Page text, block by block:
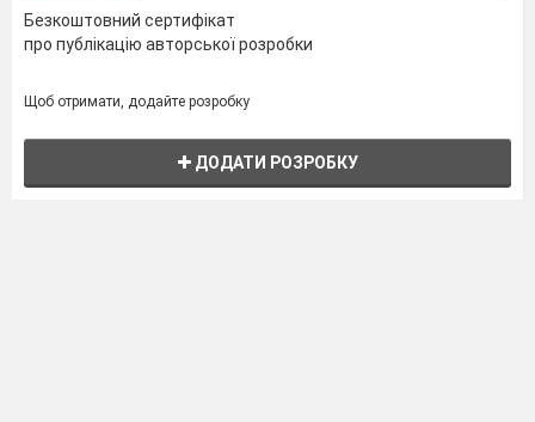
Безкоштовний сертифікат
про публікацію авторської розробки
Щоб отримати, додайте розробку
ДОДАТИ РОЗРОБКУ